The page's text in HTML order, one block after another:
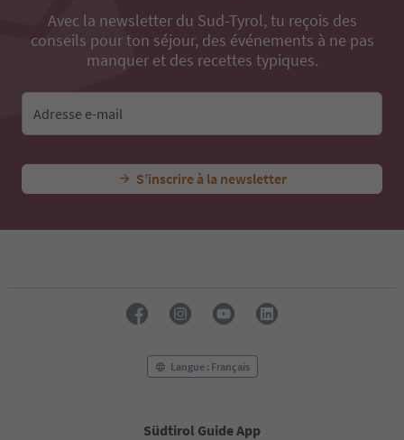
Avec la newsletter du Sud-Tyrol, tu reçois des
conseils pour ton séjour, des événements à ne pas
manquer et des recettes typiques.
Adresse e-mail
S’inscrire à la newsletter
Langue : Français
Südtirol Guide App